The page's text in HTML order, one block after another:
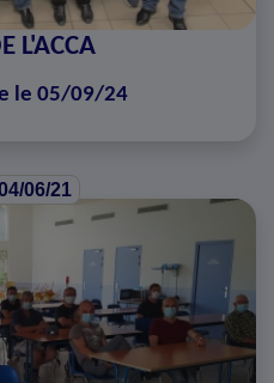
L'ACCA
le 05/09/24
06/21